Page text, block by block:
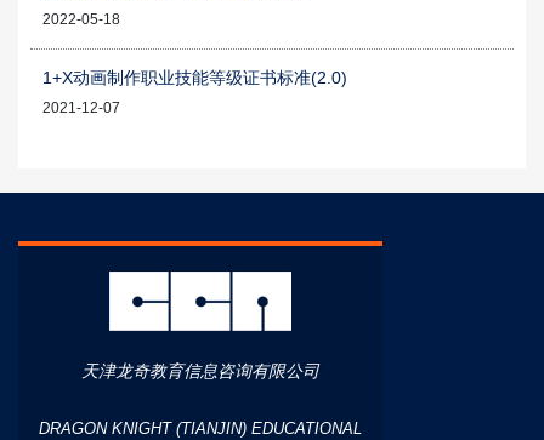
2022-05-18
1+X动画制作职业技能等级证书标准(2.0)
2021-12-07
天津龙奇教育信息咨询有限公司
DRAGON KNIGHT (TIANJIN) EDUCATIONAL